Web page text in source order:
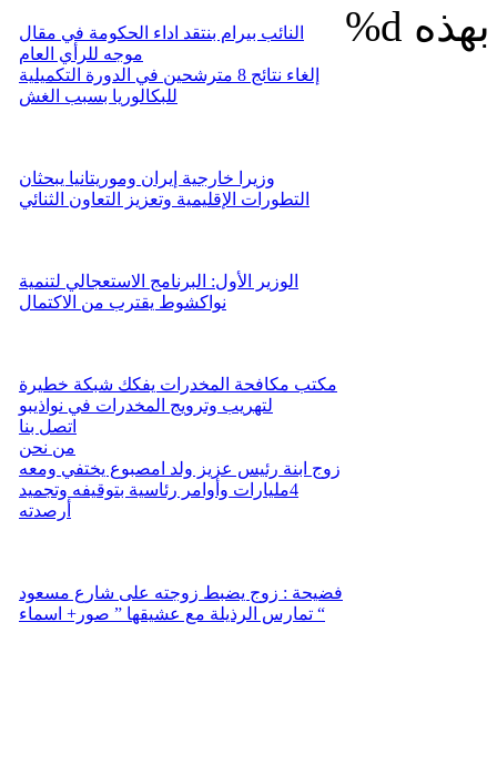
النائب بيرام بنتقد اداء الحكومة في مقال
موجه للرأي العام
إلغاء نتائج 8 مترشحين في الدورة التكميلية
للبكالوريا بسبب الغش
وزيرا خارجية إيران وموريتانيا يبحثان
التطورات الإقليمية وتعزيز التعاون الثنائي
الوزير الأول: البرنامج الاستعجالي لتنمية
نواكشوط يقترب من الاكتمال
مكتب مكافحة المخدرات يفكك شبكة خطيرة
لتهريب وترويج المخدرات في نواذيبو
اتصل بنا
من نحن
زوج ابنة رئيس عزيز ولد امصبوع يختفي ومعه
4مليارات وأوامر رئاسية بتوقيفه وتجميد
أرصدته
فضيحة : زوج يضبط زوجته على شارع مسعود
تمارس الرذيلة مع عشيقها ” صور+ اسماء “
%d